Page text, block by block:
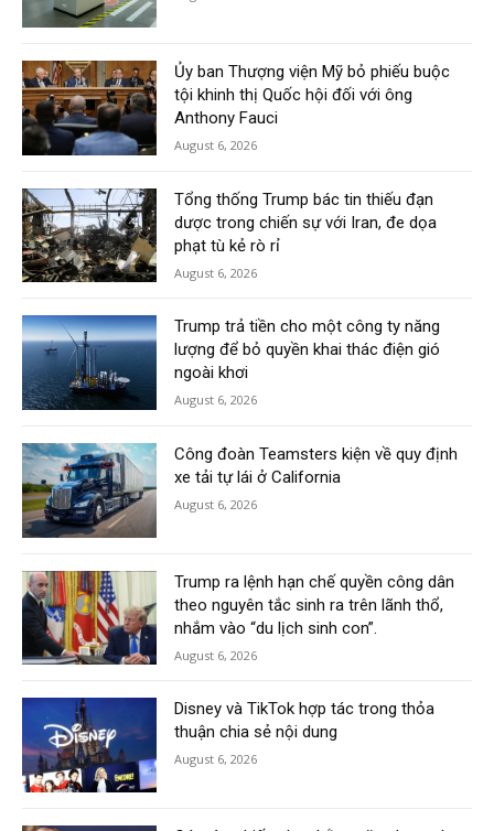
Ủy ban Thượng viện Mỹ bỏ phiếu buộc
tội khinh thị Quốc hội đối với ông
Anthony Fauci
August 6, 2026
Tổng thống Trump bác tin thiếu đạn
dược trong chiến sự với Iran, đe dọa
phạt tù kẻ rò rỉ
August 6, 2026
Trump trả tiền cho một công ty năng
lượng để bỏ quyền khai thác điện gió
ngoài khơi
August 6, 2026
Công đoàn Teamsters kiện về quy định
xe tải tự lái ở California
August 6, 2026
Trump ra lệnh hạn chế quyền công dân
theo nguyên tắc sinh ra trên lãnh thổ,
nhắm vào “du lịch sinh con”.
August 6, 2026
Disney và TikTok hợp tác trong thỏa
thuận chia sẻ nội dung
August 6, 2026